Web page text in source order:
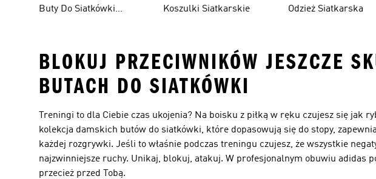
Buty Do Siatkówki
Koszulki Siatkarskie Odzież Siatkarska
BLOKUJ PRZECIWNIKÓW JESZCZE
BUTACH DO SIATKÓWKI
Treningi to dla Ciebie czas ukojenia? Na boisku z piłką w ręku czujesz się jak
kolekcja damskich butów do siatkówki, które dopasowują się do stopy,
każdej rozgrywki. Jeśli to właśnie podczas treningu czujesz, że wszystkie
najzwinniejsze ruchy. Unikaj, blokuj, atakuj. W profesjonalnym obuwiu adidas
przecież przed Tobą.